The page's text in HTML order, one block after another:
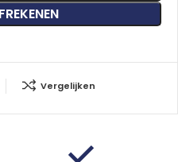
Vergelijken